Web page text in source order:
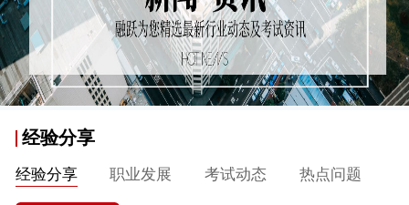
经验分享
经验分享 职业发展 考试动态 热点问题